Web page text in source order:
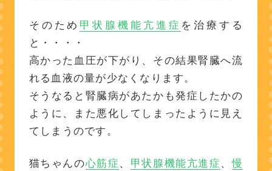
そのため 甲状腺機能亢進症 を治療する
と・・・・
高かった血圧が下がり、その結果腎臓へ流
れる血液の量が少なくなります。
そうなると腎臓病があたかも発症したかの
ように、また悪化してしまったように見え
てしまうのです。
猫ちゃんの心筋症 、 甲状腺機能亢進症 、慢